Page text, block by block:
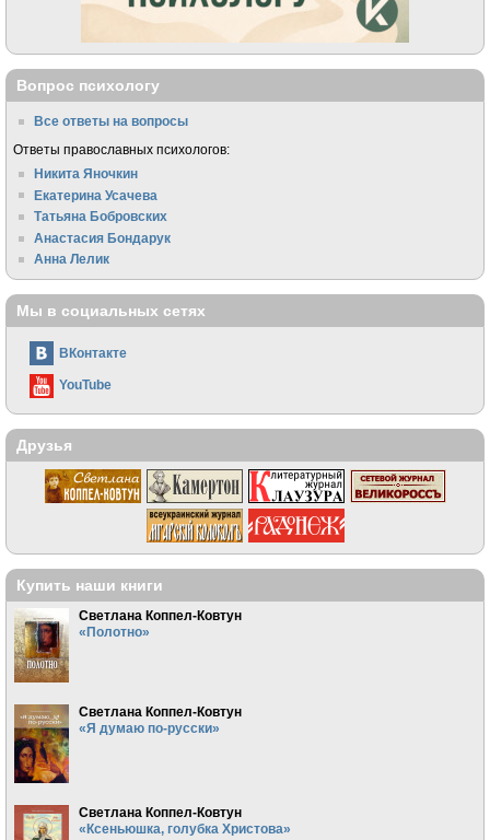
Вопрос психологу
Все ответы на вопросы
Ответы православных психологов:
Никита Яночкин
Екатерина Усачева
Татьяна Бобровских
Анастасия Бондарук
Анна Лелик
Мы в социальных сетях
ВКонтакте
YouTube
Друзья
Купить наши книги
Светлана Коппел-Ковтун
«Полотно»
Светлана Коппел-Ковтун
«Я думаю по-русски»
Светлана Коппел-Ковтун
«Ксеньюшка, голубка Христова»